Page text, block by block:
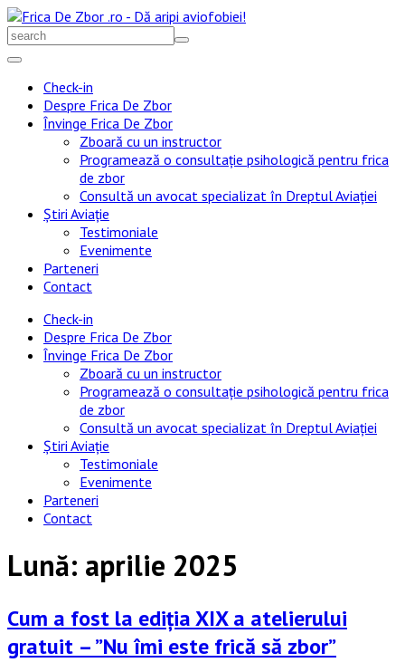
Skip
to
Search
Check-in
Despre Frica De Zbor
Învinge Frica De Zbor
Zboară cu un instructor
Programează o consultație psihologică pentru frica
de zbor
Consultă un avocat specializat în Dreptul Aviației
Știri Aviație
Testimoniale
Evenimente
Parteneri
Contact
Check-in
Despre Frica De Zbor
Învinge Frica De Zbor
Zboară cu un instructor
Programează o consultație psihologică pentru frica
de zbor
Consultă un avocat specializat în Dreptul Aviației
Știri Aviație
Testimoniale
Evenimente
Parteneri
Contact
Lună: aprilie 2025
Cum a fost la ediția XIX a atelierului
gratuit – ”Nu îmi este frică să zbor”